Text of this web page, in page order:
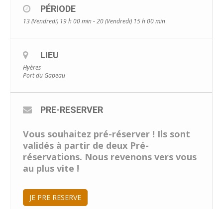
PÉRIODE
13 (Vendredi) 19 h 00 min - 20 (Vendredi) 15 h 00 min
LIEU
Hyères
Port du Gapeau
PRE-RESERVER
Vous souhaitez pré-réserver ! Ils sont
validés à partir de deux Pré-
réservations. Nous revenons vers vous
au plus vite !
JE PRE RESERVE